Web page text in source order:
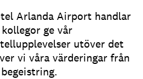
Arlanda Airport handlar
ge vår
utöver det
vi våra värderingar från